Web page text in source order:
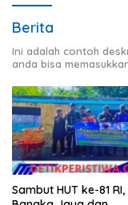
Berita
Ini adalah contoh
anda bisa
Sambut HUT ke-81 RI,